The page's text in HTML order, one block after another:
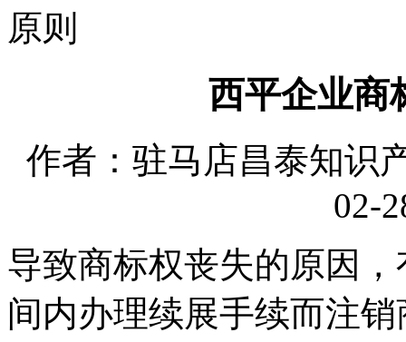
原则
西平企业商
作者：驻马店昌泰知识
02-
导致商标权丧失的原因
间内办理续展手续而注